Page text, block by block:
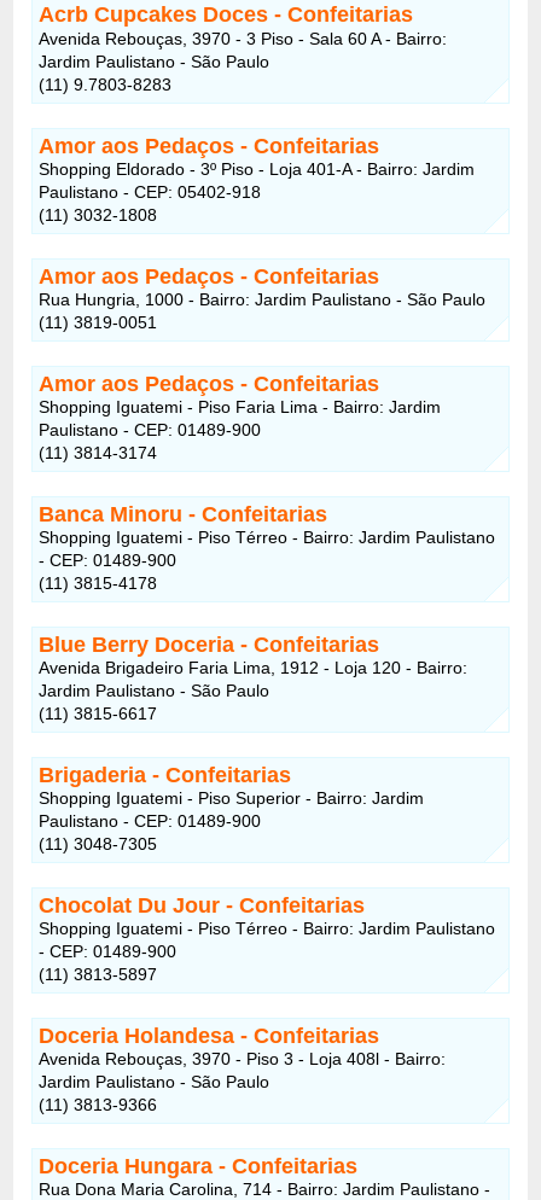
Acrb Cupcakes Doces - Confeitarias
Avenida Rebouças, 3970 - 3 Piso - Sala 60 A - Bairro:
Jardim Paulistano - São Paulo
(11) 9.7803-8283
Amor aos Pedaços- Confeitarias
Shopping Eldorado - 3º Piso - Loja 401-A - Bairro: Jardim
Paulistano - CEP: 05402-918
(11) 3032-1808
Amor aos Pedaços- Confeitarias
Rua Hungria, 1000 - Bairro: Jardim Paulistano - São Paulo
(11) 3819-0051
Amor aos Pedaços- Confeitarias
Shopping Iguatemi - Piso Faria Lima - Bairro: Jardim
Paulistano - CEP: 01489-900
(11) 3814-3174
Banca Minoru- Confeitarias
Shopping Iguatemi - Piso Térreo - Bairro: Jardim Paulistano
- CEP: 01489-900
(11) 3815-4178
Blue Berry Doceria- Confeitarias
Avenida Brigadeiro Faria Lima, 1912 - Loja 120 - Bairro:
Jardim Paulistano - São Paulo
(11) 3815-6617
Brigaderia- Confeitarias
Shopping Iguatemi - Piso Superior - Bairro: Jardim
Paulistano - CEP: 01489-900
(11) 3048-7305
Chocolat Du Jour- Confeitarias
Shopping Iguatemi - Piso Térreo - Bairro: Jardim Paulistano
- CEP: 01489-900
(11) 3813-5897
Doceria Holandesa- Confeitarias
Avenida Rebouças, 3970 - Piso 3 - Loja 408l - Bairro:
Jardim Paulistano - São Paulo
(11) 3813-9366
Doceria Hungara- Confeitarias
Rua Dona Maria Carolina, 714 - Bairro: Jardim Paulistano -